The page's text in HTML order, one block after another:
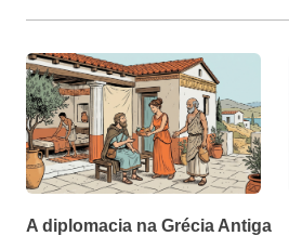
A diplomacia na Grécia Antiga